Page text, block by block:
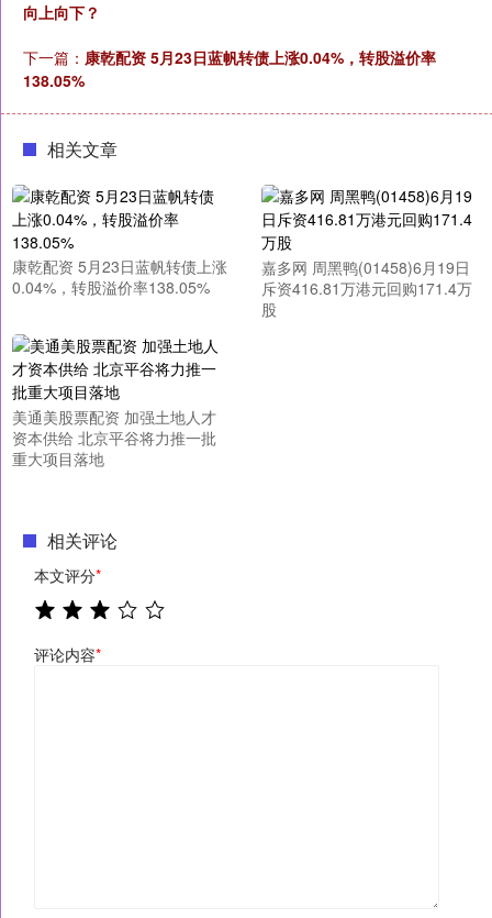
向上向下？
下一篇： 康乾配资 5月23日蓝帆转债上涨0.04%，转股溢价率
138.05%
相关文章
康乾配资 5月23日蓝帆转债上涨
0.04%，转股溢价率138.05%
嘉多网 周黑鸭(01458)6月19日
斥资416.81万港元回购171.4万
股
美通美股票配资 加强土地人才
资本供给 北京平谷将力推一批
重大项目落地
相关评论
本文评分*
评论内容*